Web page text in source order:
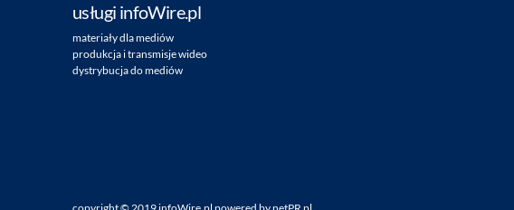
usługi infoWire.pl
materiały dla mediów
produkcja i transmisje wideo
dystrybucja do mediów